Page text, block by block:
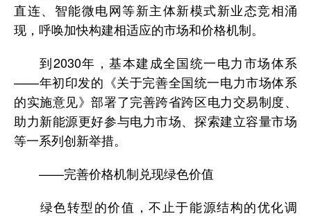
直连、智能微电网等新主体新模式新业态竞相涌
现，呼唤加快构建相适应的市场和价格机制。
到2030年，基本建成全国统一电力市场体系
——年初印发的《关于完善全国统一电力市场体系
的实施意见》部署了完善跨省跨区电力交易制度、
助力新能源更好参与电力市场、探索建立容量市场
等一系列创新举措。
——完善价格机制兑现绿色价值
绿色转型的价值，不止于能源结构的优化调